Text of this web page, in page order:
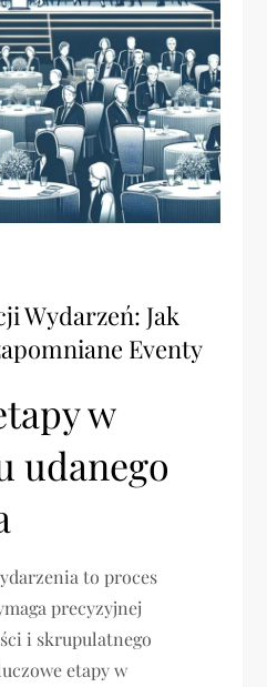
Wydarzeń: Jak
Eventy
w
udanego
to proces
precyzyjnej
i skrupulatnego
etapy w